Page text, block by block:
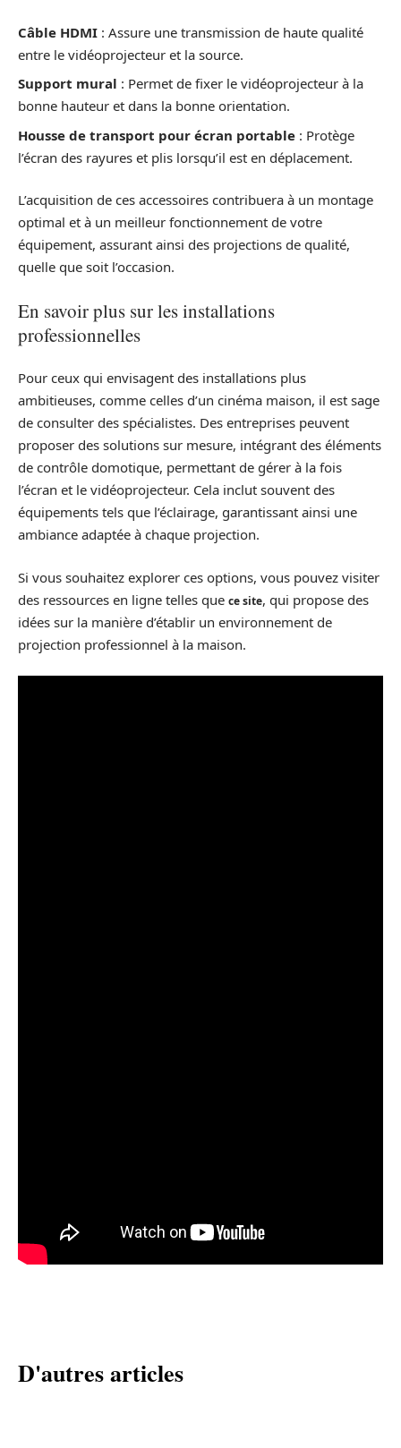
Câble HDMI : Assure une transmission de haute qualité
entre le vidéoprojecteur et la source.
Support mural : Permet de fixer le vidéoprojecteur à la
bonne hauteur et dans la bonne orientation.
Housse de transport pour écran portable : Protège
l’écran des rayures et plis lorsqu’il est en déplacement.
L’acquisition de ces accessoires contribuera à un montage
optimal et à un meilleur fonctionnement de votre
équipement, assurant ainsi des projections de qualité,
quelle que soit l’occasion.
En savoir plus sur les installations
professionnelles
Pour ceux qui envisagent des installations plus
ambitieuses, comme celles d’un cinéma maison, il est sage
de consulter des spécialistes. Des entreprises peuvent
proposer des solutions sur mesure, intégrant des éléments
de contrôle domotique, permettant de gérer à la fois
l’écran et le vidéoprojecteur. Cela inclut souvent des
équipements tels que l’éclairage, garantissant ainsi une
ambiance adaptée à chaque projection.
Si vous souhaitez explorer ces options, vous pouvez visiter
des ressources en ligne telles que ce site, qui propose des
idées sur la manière d’établir un environnement de
projection professionnel à la maison.
D'autres articles